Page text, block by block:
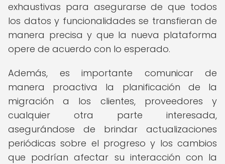
exhaustivas para asegurarse de que todos
los datos y funcionalidades se transfieran de
manera precisa y que la nueva plataforma
opere de acuerdo con lo esperado.
Además, es importante comunicar de
manera proactiva la planificación de la
migración a los clientes, proveedores y
cualquier otra parte interesada,
asegurándose de brindar actualizaciones
periódicas sobre el progreso y los cambios
que podrían afectar su interacción con la